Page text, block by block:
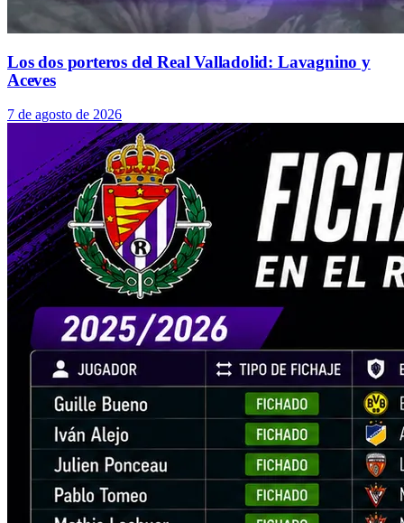
Los dos porteros del Real Valladolid: Lavagnino y
Aceves
7 de agosto de 2026